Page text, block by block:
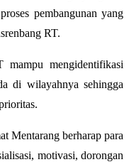
pembangunan yang
RT.
mengidentifikasi
di wilayahnya sehingga
Mentarang berharap para
motivasi, dorongan